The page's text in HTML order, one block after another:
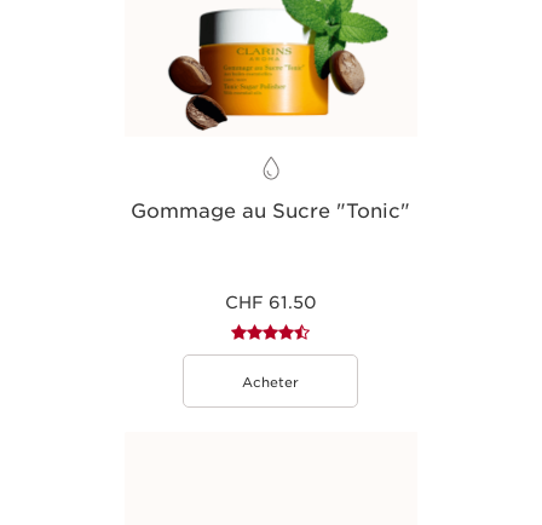
Gommage au Sucre "Tonic"
CHF 61.50
Acheter